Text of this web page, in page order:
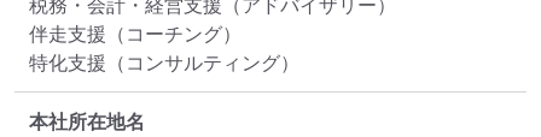
税務・会計・経営支援（アドバイザリー）
伴走支援（コーチング）
特化支援（コンサルティング）
本社所在地名